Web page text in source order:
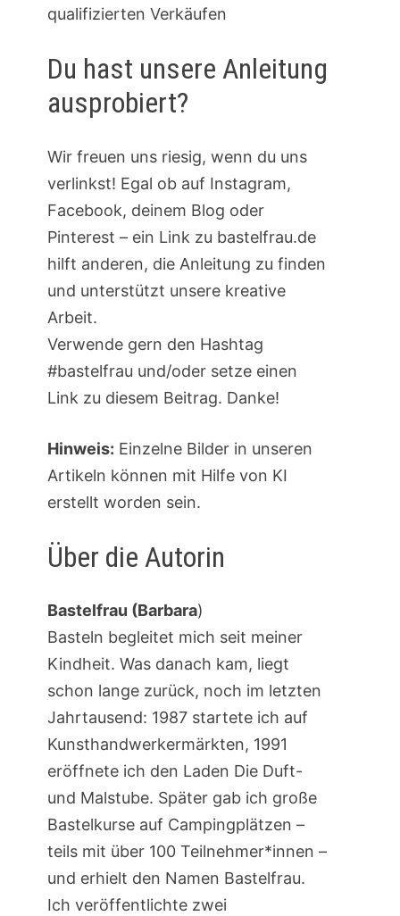
qualifizierten Verkäufen
Du hast unsere Anleitung
ausprobiert?
Wir freuen uns riesig, wenn du uns
verlinkst! Egal ob auf Instagram,
Facebook, deinem Blog oder
Pinterest – ein Link zu bastelfrau.de
hilft anderen, die Anleitung zu finden
und unterstützt unsere kreative
Arbeit.
Verwende gern den Hashtag
#bastelfrau und/oder setze einen
Link zu diesem Beitrag. Danke!
Hinweis: Einzelne Bilder in unseren
Artikeln können mit Hilfe von KI
erstellt worden sein.
Über die Autorin
Bastelfrau (Barbara)
Basteln begleitet mich seit meiner
Kindheit. Was danach kam, liegt
schon lange zurück, noch im letzten
Jahrtausend: 1987 startete ich auf
Kunsthandwerkermärkten, 1991
eröffnete ich den Laden Die Duft-
und Malstube. Später gab ich große
Bastelkurse auf Campingplätzen –
teils mit über 100 Teilnehmer*innen –
und erhielt den Namen Bastelfrau.
Ich veröffentlichte zwei